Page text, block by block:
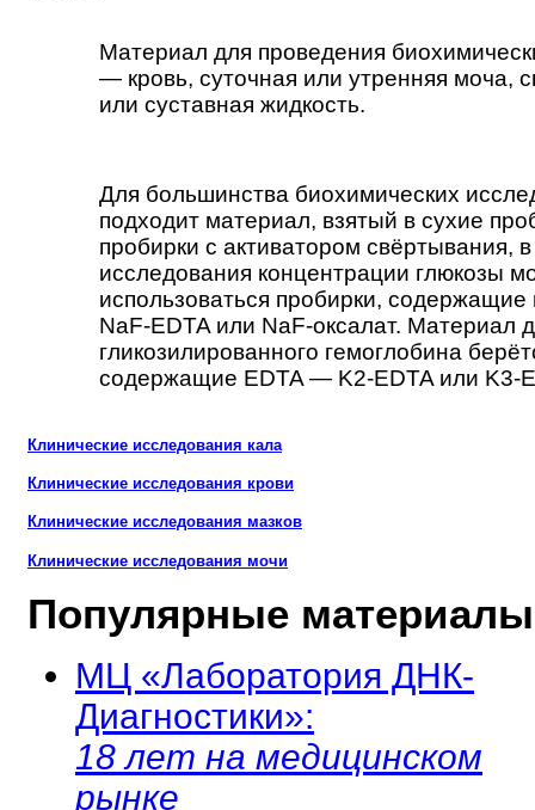
Материал для проведения
— кровь, суточная или утренняя моча,
или суставная жидкость.
Для большинства биохимических
подходит материал, взятый в сухие
пробирки с активатором свёртывания,
исследования концентрации глюкозы
использоваться пробирки,
NaF-EDTA или NaF-оксалат. Материал
гликозилированного гемоглобина
содержащие EDTA — K2-EDTA или K3-
Клинические исследования кала
Клинические исследования крови
Клинические исследования мазков
Клинические исследования мочи
Популярные материалы
МЦ «Лаборатория ДНК-
Диагностики»:
18 лет на медицинском
рынке